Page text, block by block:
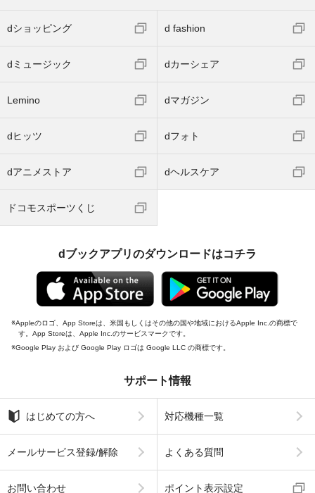
dショッピング d fashion
dミュージック dカーシェア
Lemino dマガジン
dヒッツ dフォト
dアニメストア dヘルスケア
ドコモスポーツくじ
dブックアプリのダウンロードはコチラ
Appleのロゴ、App Storeは、米国もしくはその他の国や地域におけるApple Inc.の商標で
す。App Storeは、Apple Inc.のサービスマークです。
Google Play および Google Play ロゴは Google LLC の商標です。
サポート情報
はじめての方へ 対応機種一覧
メールサービス登録/解除 よくある質問
お問い合わせ ポイント表示設定